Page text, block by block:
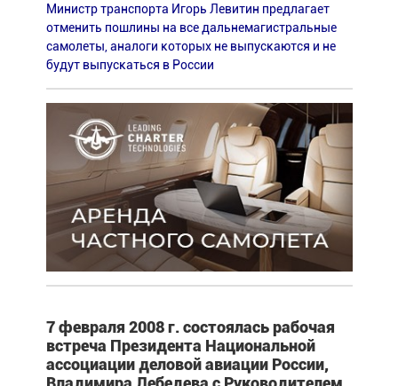
Министр транспорта Игорь Левитин предлагает
отменить пошлины на все дальнемагистральные
самолеты, аналоги которых не выпускаются и не
будут выпускаться в России
7 февраля 2008 г. состоялась рабочая
встреча Президента Национальной
ассоциации деловой авиации России,